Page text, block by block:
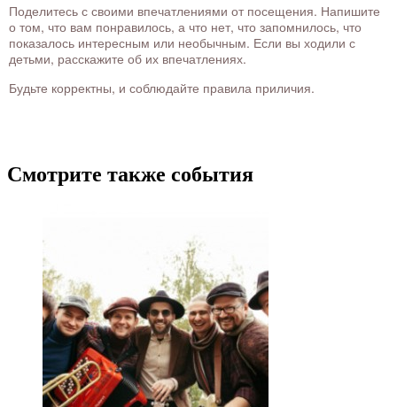
Поделитесь с своими впечатлениями от посещения. Напишите
о том, что вам понравилось, а что нет, что запомнилось, что
показалось интересным или необычным. Если вы ходили с
детьми, расскажите об их впечатлениях.
Будьте корректны, и соблюдайте правила приличия.
Смотрите также события